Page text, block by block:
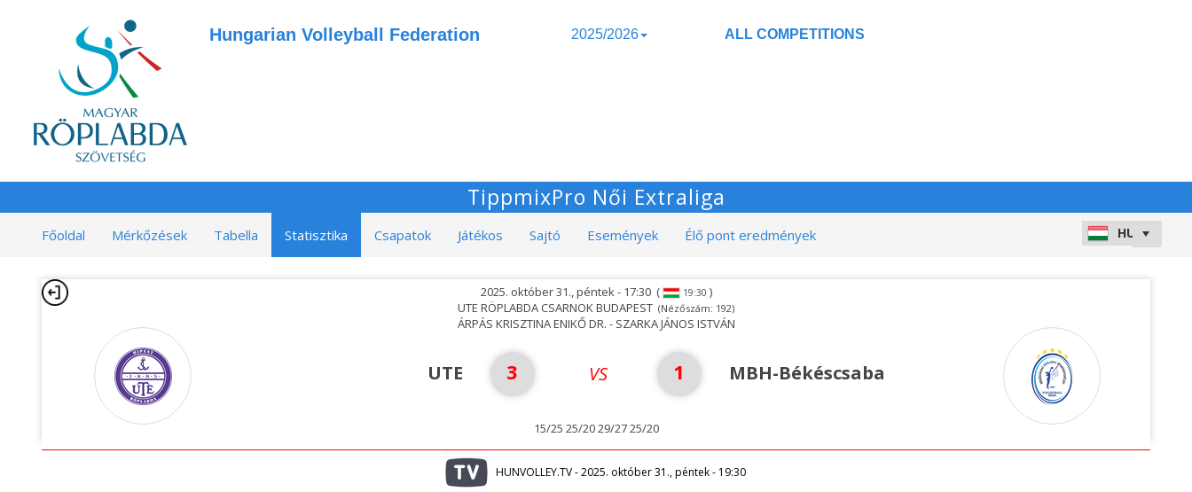
Hungarian Volleyball Federation 2025/2026 ALL COMPETITIONS
TippmixPro Női Extraliga
Főoldal Mérkőzések Tabella Statisztika Csapatok Játékos Sajtó Események Élő pont eredmények
2025. október 31., péntek - 17:30( 19:30 )
UTE RÖPLABDA CSARNOK BUDAPEST (Nézőszám: 192)
ÁRPÁS KRISZTINA ENIKŐ DR. - SZARKA JÁNOS ISTVÁN
UTE 3 VS 1 MBH-Békéscsaba
15/25 25/20 29/27 25/20
HUNVOLLEY.TV - 2025. október 31., péntek - 19:30